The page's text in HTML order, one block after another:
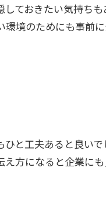
ておきたい気持ち
境のためにも事前
と工夫あると良い
方になると企業に